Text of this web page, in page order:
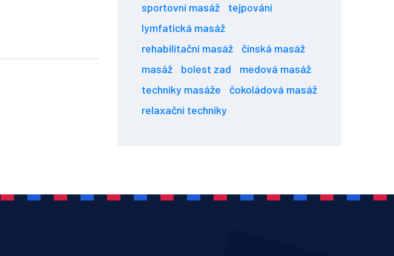
sportovní masáž
tejpování
lymfatická masáž
rehabilitační masáž
čínská masáž
masáž
bolest zad
medová masáž
techniky masáže
čokoládová masáž
relaxační techniky